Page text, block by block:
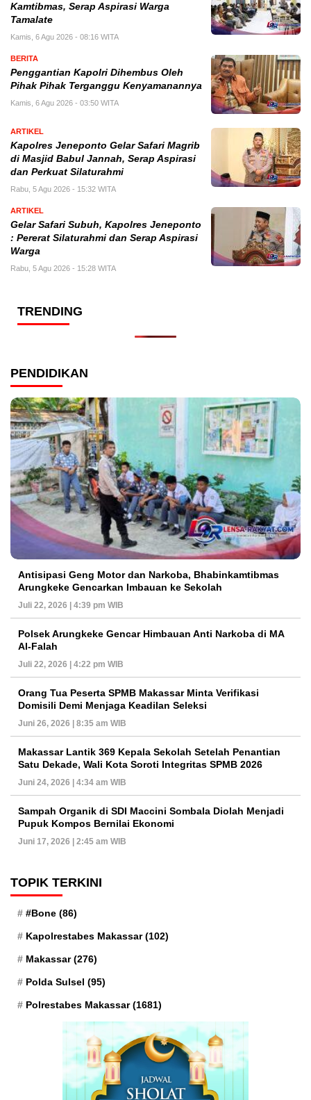
Kamtibmas, Serap Aspirasi Warga
Tamalate
Kamis, 6 Agu 2026 - 08:16 WITA
BERITA
Penggantian Kapolri Dihembus Oleh
Pihak Pihak Terganggu Kenyamanannya
Kamis, 6 Agu 2026 - 03:50 WITA
ARTIKEL
Kapolres Jeneponto Gelar Safari Magrib
di Masjid Babul Jannah, Serap Aspirasi
dan Perkuat Silaturahmi
Rabu, 5 Agu 2026 - 15:32 WITA
ARTIKEL
Gelar Safari Subuh, Kapolres Jeneponto
: Pererat Silaturahmi dan Serap Aspirasi
Warga
Rabu, 5 Agu 2026 - 15:28 WITA
TRENDING
PENDIDIKAN
Antisipasi Geng Motor dan Narkoba, Bhabinkamtibmas
Arungkeke Gencarkan Imbauan ke Sekolah
Juli 22, 2026 | 4:39 pm WIB
Polsek Arungkeke Gencar Himbauan Anti Narkoba di MA
Al-Falah
Juli 22, 2026 | 4:22 pm WIB
Orang Tua Peserta SPMB Makassar Minta Verifikasi
Domisili Demi Menjaga Keadilan Seleksi
Juni 26, 2026 | 8:35 am WIB
Makassar Lantik 369 Kepala Sekolah Setelah Penantian
Satu Dekade, Wali Kota Soroti Integritas SPMB 2026
Juni 24, 2026 | 4:34 am WIB
Sampah Organik di SDI Maccini Sombala Diolah Menjadi
Pupuk Kompos Bernilai Ekonomi
Juni 17, 2026 | 2:45 am WIB
TOPIK TERKINI
#Bone (86)
Kapolrestabes Makassar(102)
Makassar(276)
Polda Sulsel (95)
Polrestabes Makassar(1681)